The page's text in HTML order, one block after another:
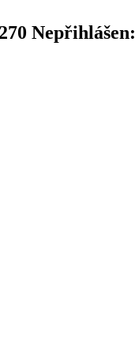
270 Nepřihlášen: